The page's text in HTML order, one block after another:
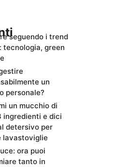
seguendo i trend
tecnologia, green
un
personale?
un mucchio di
ingredienti e dici
detersivo per
lavastoviglie
ora puoi
tanto in